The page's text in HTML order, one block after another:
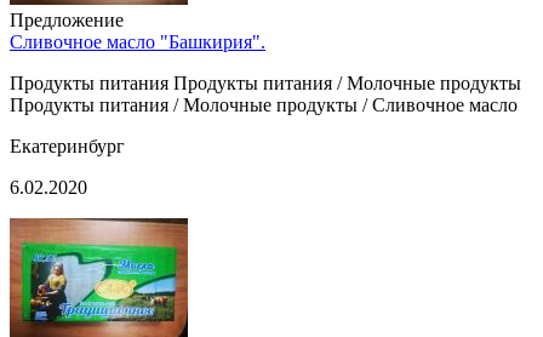
Предложение
Сливочное масло "Башкирия".
Продукты питания Продукты питания / Молочные продукты
Продукты питания / Молочные продукты / Сливочное масло
Екатеринбург
6.02.2020